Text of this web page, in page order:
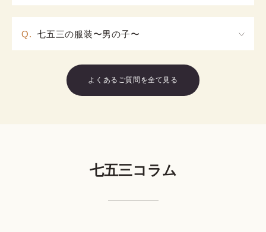
離島料金 ※北海道・沖縄・その他離島：＋¥2,200
七五三ではその土地を守る氏神様のいらっしゃる神
社でご祈祷を受けることが一般的ですが、お参りの
みでもOK。正式な日付としては11月15日となってい
12月の都合のつく日に行かれる方も多いようです。
ご祈祷を受ける際には初穂料（はつほりょう）を神
社に納めます。初穂料の相場は大体5,000円〜10,000
円ほど。事前に準備をしておき、のし袋に包んでお
ト。お子様は七五三用の礼装、ご家族は洋装和装ど
ちらでも問題ありませんが、フォーマルな場にふさ
事前に確認しましょう。
ことで、帯を固く締めなくてもよく楽に着られる形
になっています。
7歳の子供は四つ身を着用し、筥迫（はこせこ…現代
で言う小さなお化粧ポーチのようなもの）や扇子、
ぽっくりなどの小物が増えることから大人の女性に
Q. 七五三の服装〜男の子〜
用します。元々5歳のお祝いは「袴の儀」と呼ばれる
こともあり、男の子が初めて袴を着る機会でもあり
鷹…力強く立派な子に育ってほしい、兜…出世を願
う、打ち出の小槌…一生物に困らないように、など
よくあるご質問を全て見る
七五三コラム